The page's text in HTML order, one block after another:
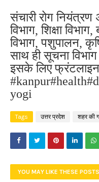
संचारी रोग
विभाग, शिक्षा
विभाग, पशुपालन,
साथ ही सूचना
इसके लिए फ्रंटलाइन
yogi
Tags उत्तर प्रदेश शहर की
YOU MAY LIKE THESE POSTS